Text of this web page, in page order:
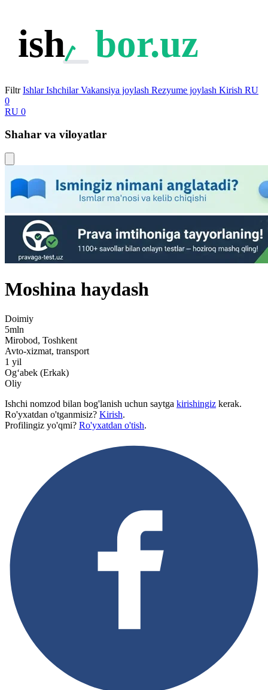
ish bor.uz
Filtr Ishlar Ishchilar Vakansiya joylash Rezyume joylash Kirish RU
0
RU 0
Shahar va viloyatlar
Moshina haydash
Doimiy
5mln
Mirobod, Toshkent
Avto-xizmat, transport
1 yil
Ogʻabek (Erkak)
Oliy
Ishchi nomzod bilan bog'lanish uchun saytga kirishingiz kerak.
Ro'yxatdan o'tganmisiz? Kirish.
Profilingiz yo'qmi? Ro'yxatdan o'tish.